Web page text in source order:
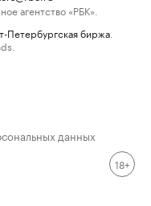
агентство «РБК».
Петербургская биржа
данных
18+